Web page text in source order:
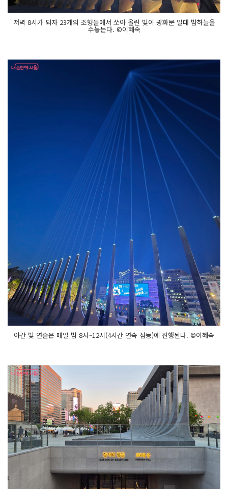
저녁 8시가 되자 23개의 조형물에서 쏘아 올린 빛이 광화문 일대 밤하늘을
수놓는다. ©이혜숙
야간 빛 연출은 매일 밤 8시~12시(4시간 연속 점등)에 진행된다. ©이혜숙